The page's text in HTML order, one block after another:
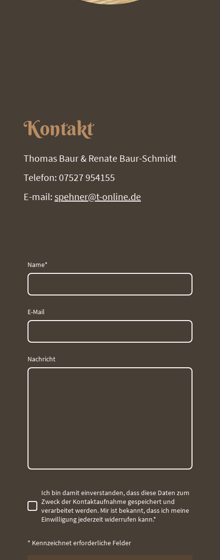
Kontakt
Thomas Baur & Renate Baur-Schmidt
Telefon: 07527 954155
E-mail: spehner@t-online.de
Name*
E-Mail
Nachricht
Ich bin damit einverstanden, dass diese Daten zum
Zweck der Kontaktaufnahme gespeichert und
verarbeitet werden. Mir ist bekannt, dass ich meine
Einwilligung jederzeit widerrufen kann.*
* Kennzeichnet erforderliche Felder